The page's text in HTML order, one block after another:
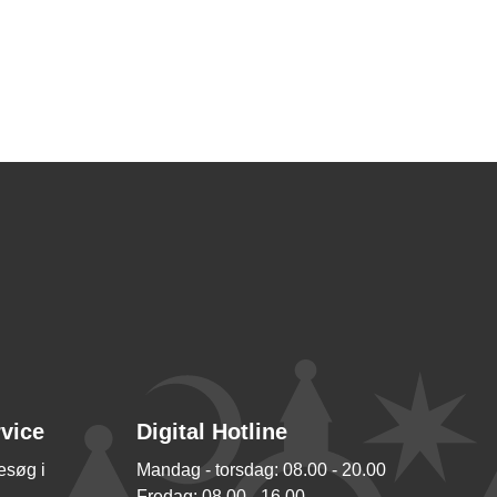
i
Digital Hotline
Mandag - torsdag: 08.00 - 20.00